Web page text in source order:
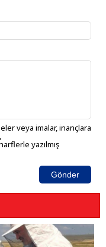
veya imalar, inançlara
yazılmış
Gönder